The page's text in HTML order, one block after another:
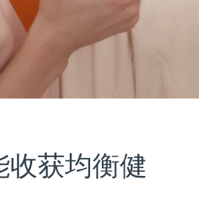
收获均衡健
预计送达日期
预计送达日期
预计送达日期8/8/26